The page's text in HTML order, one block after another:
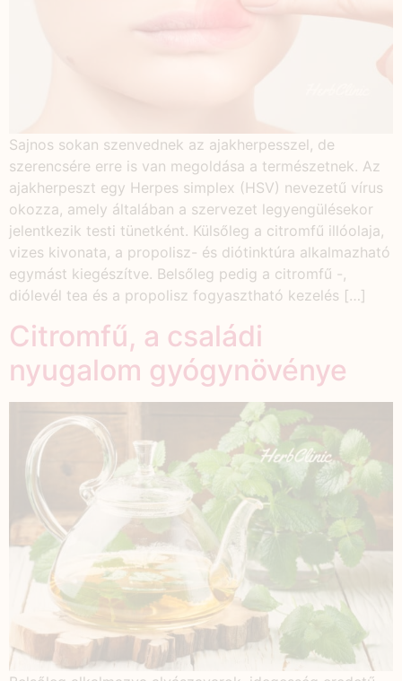
Sajnos sokan szenvednek az ajakherpesszel, de
szerencsére erre is van megoldása a természetnek. Az
ajakherpeszt egy Herpes simplex (HSV) nevezetű vírus
okozza, amely általában a szervezet legyengülésekor
jelentkezik testi tünetként. Külsőleg a citromfű illóolaja,
vizes kivonata, a propolisz- és diótinktúra alkalmazható
egymást kiegészítve. Belsőleg pedig a citromfű -,
diólevél tea és a propolisz fogyasztható kezelés […]
Citromfű, a családi
nyugalom gyógynövénye